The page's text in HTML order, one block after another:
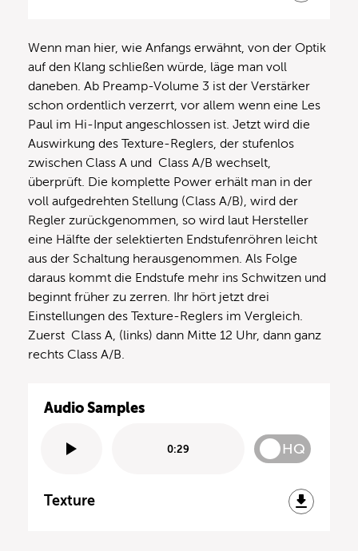
Wenn man hier, wie Anfangs erwähnt, von der Optik
auf den Klang schließen würde, läge man voll
daneben. Ab Preamp-Volume 3 ist der Verstärker
schon ordentlich verzerrt, vor allem wenn eine Les
Paul im Hi-Input angeschlossen ist. Jetzt wird die
Auswirkung des Texture-Reglers, der stufenlos
zwischen Class A und Class A/B wechselt,
überprüft. Die komplette Power erhält man in der
voll aufgedrehten Stellung (Class A/B), wird der
Regler zurückgenommen, so wird laut Hersteller
eine Hälfte der selektierten Endstufenröhren leicht
aus der Schaltung herausgenommen. Als Folge
daraus kommt die Endstufe mehr ins Schwitzen und
beginnt früher zu zerren. Ihr hört jetzt drei
Einstellungen des Texture-Reglers im Vergleich.
Zuerst Class A, (links) dann Mitte 12 Uhr, dann ganz
rechts Class A/B.
Audio Samples
0:29 HQ
Texture